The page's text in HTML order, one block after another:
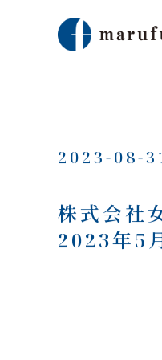
2023-08-
株式会社
2023年5